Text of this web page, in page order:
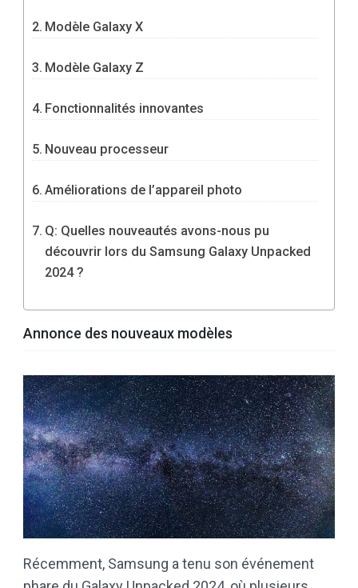
Modèle Galaxy X
Modèle Galaxy Z
Fonctionnalités innovantes
Nouveau processeur
Améliorations de l’appareil photo
Q: Quelles nouveautés avons-nous pu
découvrir lors du Samsung Galaxy Unpacked
2024 ?
Annonce des nouveaux modèles
Récemment, Samsung a tenu son événement